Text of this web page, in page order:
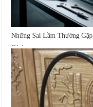
Những Sai Lầm Thường
Cách...